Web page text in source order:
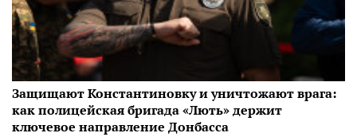
Защищают Константиновку и уничтожают врага:
как полицейская бригада «Лють» держит
ключевое направление Донбасса